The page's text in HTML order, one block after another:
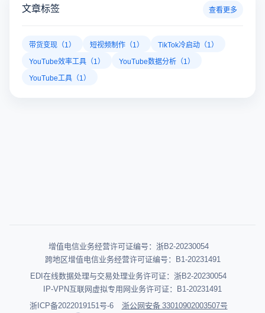
文章标签 查看更多
带货变现（1） 短视频制作（1）
TikTok冷启动（1）
YouTube效率工具（1）
YouTube数据分析（1）
YouTube工具（1）
增值电信业务经营许可证编号：浙B2-20230054
跨地区增值电信业务经营许可证编号：B1-20231491
EDI在线数据处理与交易处理业务许可证：浙B2-20230054
IP-VPN互联网虚拟专用网业务许可证：B1-20231491
浙ICP备2022019151号-6
浙公网安备 33010902003507号